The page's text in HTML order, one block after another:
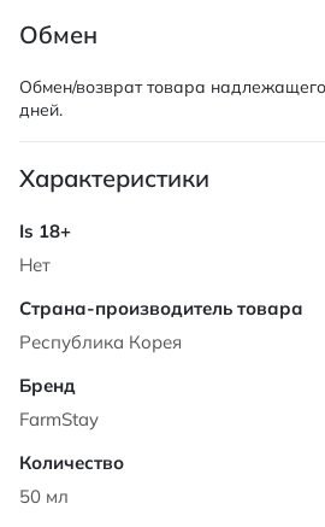
Обмен
Обмен/возврат товара
дней.
Характеристики
Характеристики
Нет
Республика Корея
FarmStay
50 мл